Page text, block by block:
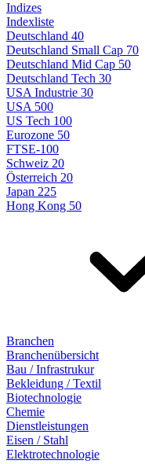
Indizes
Indexliste
Deutschland 40
Deutschland Small Cap 70
Deutschland Mid Cap 50
Deutschland Tech 30
USA Industrie 30
USA 500
US Tech 100
Eurozone 50
FTSE-100
Schweiz 20
Österreich 20
Japan 225
Hong Kong 50
Branchen
Branchenübersicht
Bau / Infrastrukur
Bekleidung / Textil
Biotechnologie
Chemie
Dienstleistungen
Eisen / Stahl
Elektrotechnologie